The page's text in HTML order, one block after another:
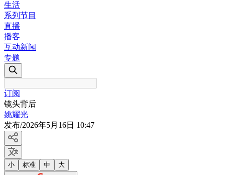
生活
系列节目
直播
播客
互动新闻
专题
订阅
镜头背后
姚耀光
发布/2026年5月16日 10:47
小 标准 中 大